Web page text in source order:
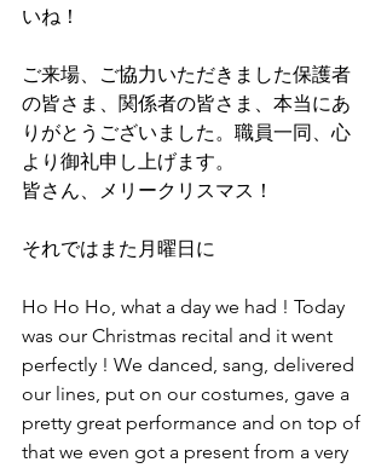
いね！
ご来場、ご協力いただきました保護者
の皆さま、関係者の皆さま、本当にあ
りがとうございました。職員一同、心
より御礼申し上げます。
皆さん、メリークリスマス！
それではまた月曜日に
Ho Ho Ho, what a day we had ! Today
was our Christmas recital and it went
perfectly ! We danced, sang, delivered
our lines, put on our costumes, gave a
pretty great performance and on top of
that we even got a present from a very